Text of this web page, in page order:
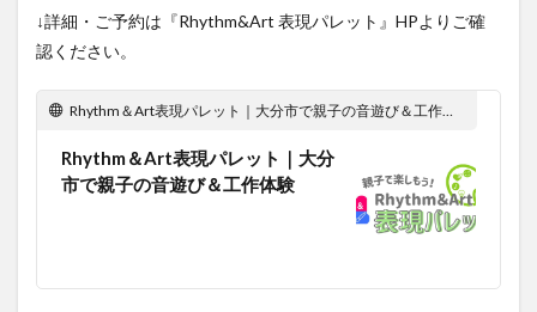
↓詳細・ご予約は『Rhythm&Art 表現パレット』HPよりご確
認ください。
Rhythm＆Art表現パレット｜大分市で親子の音遊び＆工作体験
Rhythm＆Art表現パレット｜大分
市で親子の音遊び＆工作体験